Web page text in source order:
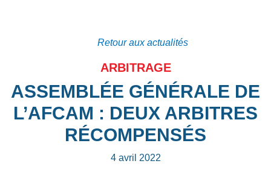
Retour aux actualités
ARBITRAGE
ASSEMBLÉE GÉNÉRALE DE
L’AFCAM : DEUX ARBITRES
RÉCOMPENSÉS
4 avril 2022